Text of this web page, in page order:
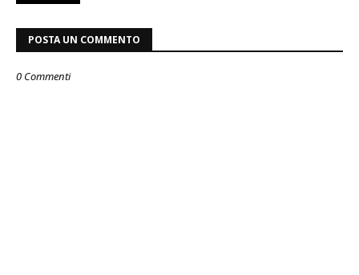
POSTA UN COMMENTO
0 Commenti